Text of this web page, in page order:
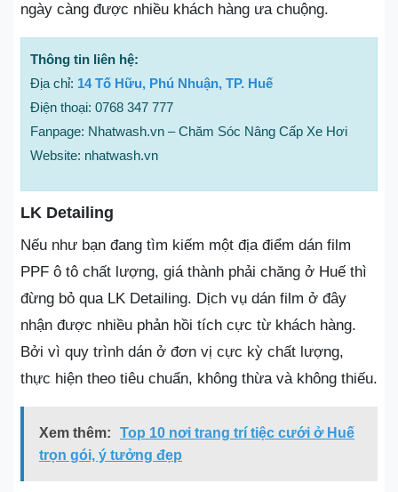
ngày càng được nhiều khách hàng ưa chuộng.
Thông tin liên hệ:
Địa chỉ: 14 Tố Hữu, Phú Nhuận, TP. Huế
Điện thoại: 0768 347 777
Fanpage: Nhatwash.vn – Chăm Sóc Nâng Cấp Xe Hơi
Website: nhatwash.vn
LK Detailing
Nếu như bạn đang tìm kiếm một địa điểm dán film
PPF ô tô chất lượng, giá thành phải chăng ở Huế thì
đừng bỏ qua LK Detailing. Dịch vụ dán film ở đây
nhận được nhiều phản hồi tích cực từ khách hàng.
Bởi vì quy trình dán ở đơn vị cực kỳ chất lượng,
thực hiện theo tiêu chuẩn, không thừa và không thiếu.
Xem thêm:
Top 10 nơi trang trí tiệc cưới ở Huế
trọn gói, ý tưởng đẹp